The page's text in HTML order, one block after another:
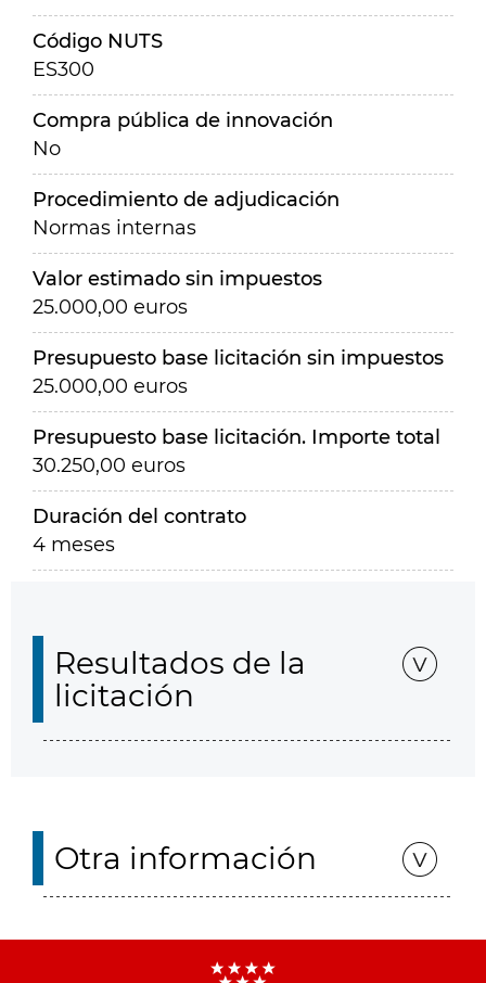
Código NUTS
ES300
Compra pública de innovación
No
Procedimiento de adjudicación
Normas internas
Valor estimado sin impuestos
25.000,00 euros
Presupuesto base licitación sin impuestos
25.000,00 euros
Presupuesto base licitación. Importe total
30.250,00 euros
Duración del contrato
4 meses
Resultados de la
licitación
Otra información